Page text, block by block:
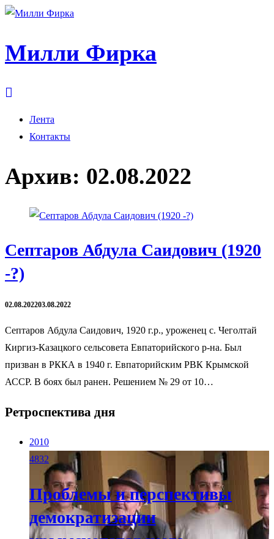
Милли Фирка
Лента
Контакты
Архив: 02.08.2022
Cептаров Абдула Саидович (1920
-?)
02.08.202203.08.2022
Cептаров Абдула Саидович, 1920 г.р., уроженец с. Чеголтай
Киргиз-Казацкого сельсовета Евпаторийского р-на. Был
призван в РККА в 1940 г. Евпаторийским РВК Крымской
АССР. В боях был ранен. Решением № 29 от 10…
Ретроспектива дня
2010
4832
Проблемы и перспективы
демократизации